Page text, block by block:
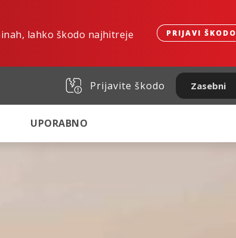
lahko škodo najhitreje
PRIJAVI ŠKODO
Prijavite škodo Zasebni
UPORABNO